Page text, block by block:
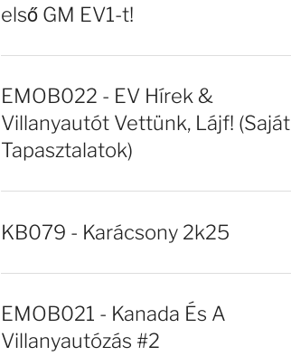
első GM EV1-t!
EMOB022 - EV Hírek &
Villanyautót Vettünk, Lájf! (Saját
Tapasztalatok)
KB079 - Karácsony 2k25
EMOB021 - Kanada És A
Villanyautózás #2